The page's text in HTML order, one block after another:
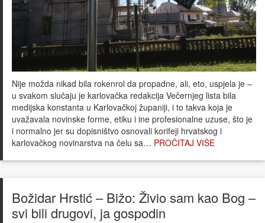
Nije možda nikad bila rokenrol da propadne, ali, eto, uspjela je –
u svakom slučaju je karlovačka redakcija Večernjeg lista bila
medijska konstanta u Karlovačkoj županiji, i to takva koja je
uvažavala novinske forme, etiku i ine profesionalne uzuse, što je
i normalno jer su dopisništvo osnovali korifeji hrvatskog i
karlovačkog novinarstva na čelu sa… PROČITAJ VIŠE
Božidar Hrstić – Bižo: Živio sam kao Bog –
svi bili drugovi, ja gospodin